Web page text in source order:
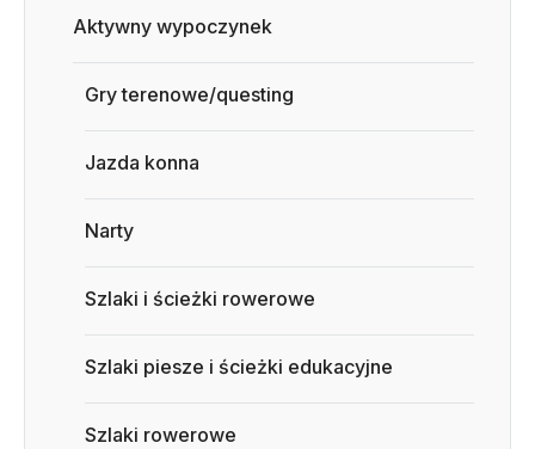
Aktywny wypoczynek
Gry terenowe/questing
Jazda konna
Narty
Szlaki i ścieżki rowerowe
Szlaki piesze i ścieżki edukacyjne
Szlaki rowerowe